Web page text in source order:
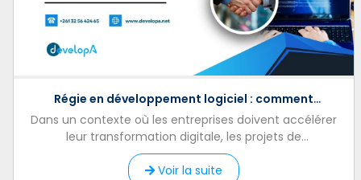
Régie en développement logiciel : comment
DevelopA renforce les équipes IT avec son expertise
Dans un contexte où les entreprises doivent accélérer
leur transformation digitale, les projets de
développement logiciel deviennent de plus en plus
complexes. ...
Voir la suite